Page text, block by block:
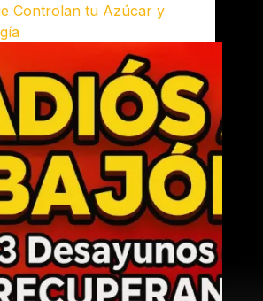
Controlan tu Azúcar y